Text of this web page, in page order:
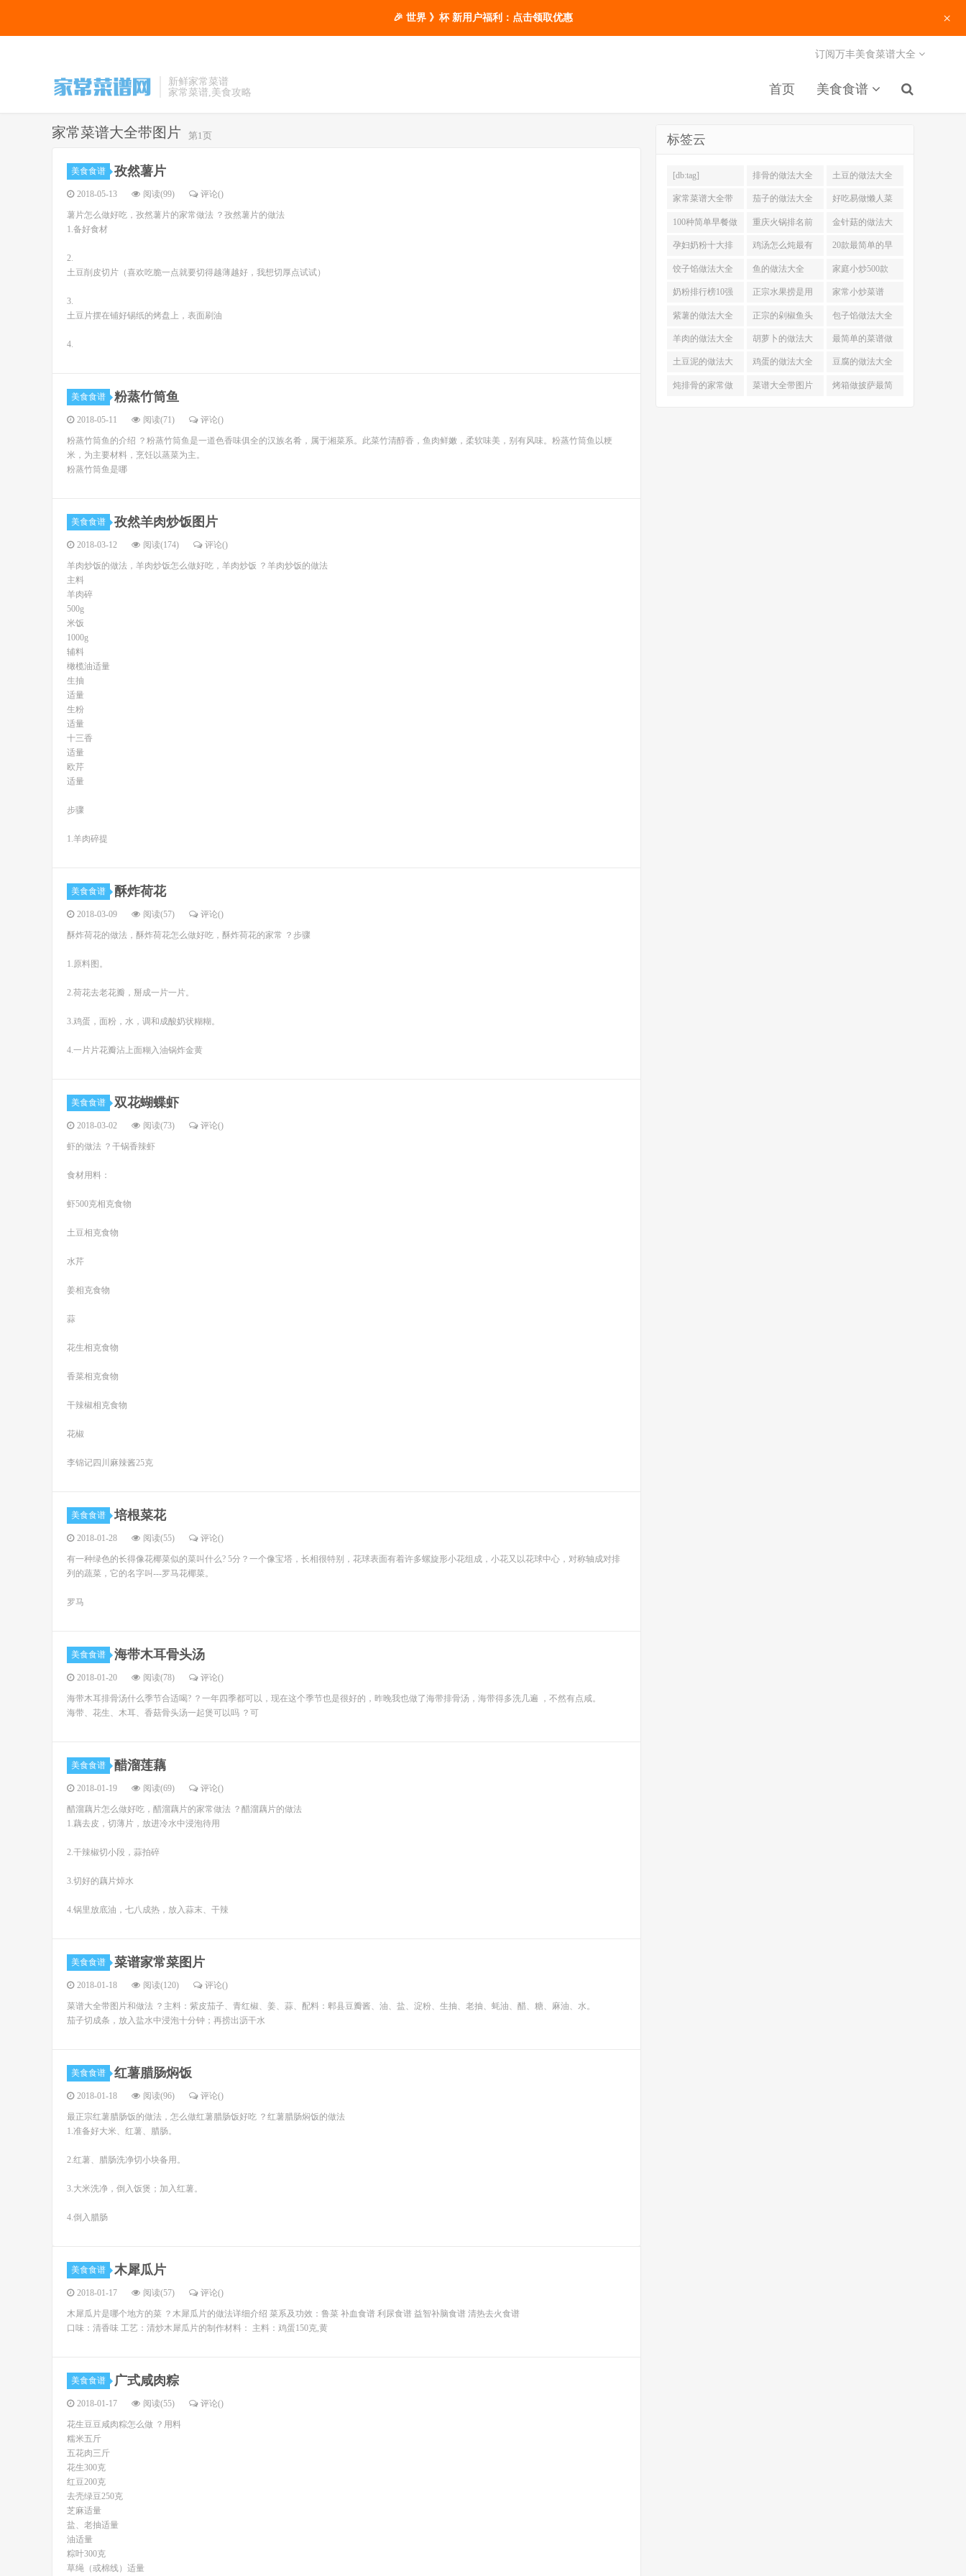
新鲜家常菜谱
家常菜谱,美食攻略
首页 美食食谱
订阅万丰美食菜谱大全
家常菜谱大全带图片 第1页
美食食谱 孜然薯片
2018-05-13 阅读(99) 评论()
薯片怎么做好吃，孜然薯片的家常做法 ？孜然薯片的做法
1.备好食材
2.
土豆削皮切片（喜欢吃脆一点就要切得越薄越好，我想切厚点试试）
3.
土豆片摆在铺好锡纸的烤盘上，表面刷油
4.
美食食谱 粉蒸竹筒鱼
2018-05-11 阅读(71) 评论()
粉蒸竹筒鱼的介绍 ？粉蒸竹筒鱼是一道色香味俱全的汉族名肴，属于湘菜系。此菜竹清醇香，鱼肉鲜嫩，柔软味美，别有风味。粉蒸竹筒鱼以粳
米，为主要材料，烹饪以蒸菜为主。
粉蒸竹筒鱼是哪
美食食谱 孜然羊肉炒饭图片
2018-03-12 阅读(174) 评论()
羊肉炒饭的做法，羊肉炒饭怎么做好吃，羊肉炒饭 ？羊肉炒饭的做法
主料
羊肉碎
500g
米饭
1000g
辅料
橄榄油适量
生抽
适量
生粉
适量
十三香
适量
欧芹
适量
步骤
1.羊肉碎提
美食食谱 酥炸荷花
2018-03-09 阅读(57) 评论()
酥炸荷花的做法，酥炸荷花怎么做好吃，酥炸荷花的家常 ？步骤
1.原料图。
2.荷花去老花瓣，掰成一片一片。
3.鸡蛋，面粉，水，调和成酸奶状糊糊。
4.一片片花瓣沾上面糊入油锅炸金黄
美食食谱 双花蝴蝶虾
2018-03-02 阅读(73) 评论()
虾的做法 ？干锅香辣虾
食材用料：
虾500克相克食物
土豆相克食物
水芹
姜相克食物
蒜
花生相克食物
香菜相克食物
干辣椒相克食物
花椒
李锦记四川麻辣酱25克
美食食谱 培根菜花
2018-01-28 阅读(55) 评论()
有一种绿色的长得像花椰菜似的菜叫什么? 5分？一个像宝塔，长相很特别，花球表面有着许多螺旋形小花组成，小花又以花球中心，对称轴成对排
列的蔬菜，它的名字叫---罗马花椰菜。
罗马
美食食谱 海带木耳骨头汤
2018-01-20 阅读(78) 评论()
海带木耳排骨汤什么季节合适喝? ？一年四季都可以，现在这个季节也是很好的，昨晚我也做了海带排骨汤，海带得多洗几遍 ，不然有点咸。
海带、花生、木耳、香菇骨头汤一起煲可以吗 ？可
美食食谱 醋溜莲藕
2018-01-19 阅读(69) 评论()
醋溜藕片怎么做好吃，醋溜藕片的家常做法 ？醋溜藕片的做法
1.藕去皮，切薄片，放进冷水中浸泡待用
2.干辣椒切小段，蒜拍碎
3.切好的藕片焯水
4.锅里放底油，七八成热，放入蒜末、干辣
美食食谱 菜谱家常菜图片
2018-01-18 阅读(120) 评论()
菜谱大全带图片和做法 ？主料：紫皮茄子、青红椒、姜、蒜、配料：郫县豆瓣酱、油、盐、淀粉、生抽、老抽、蚝油、醋、糖、麻油、水。
茄子切成条，放入盐水中浸泡十分钟；再捞出沥干水
美食食谱 红薯腊肠焖饭
2018-01-18 阅读(96) 评论()
最正宗红薯腊肠饭的做法，怎么做红薯腊肠饭好吃 ？红薯腊肠焖饭的做法
1.准备好大米、红薯、腊肠。
2.红薯、腊肠洗净切小块备用。
3.大米洗净，倒入饭煲；加入红薯。
4.倒入腊肠
美食食谱 木犀瓜片
2018-01-17 阅读(57) 评论()
木犀瓜片是哪个地方的菜 ？木犀瓜片的做法详细介绍 菜系及功效：鲁菜 补血食谱 利尿食谱 益智补脑食谱 清热去火食谱
口味：清香味 工艺：清炒木犀瓜片的制作材料： 主料：鸡蛋150克,黄
美食食谱 广式咸肉粽
2018-01-17 阅读(55) 评论()
花生豆豆咸肉粽怎么做 ？用料
糯米五斤
五花肉三斤
花生300克
红豆200克
去壳绿豆250克
芝麻适量
盐、老抽适量
油适量
粽叶300克
草绳（或棉线）适量
标签云
[db:tag] 排骨的做法大全 土豆的做法大全
家常菜谱大全带
图片
茄子的做法大全 好吃易做懒人菜
200例
100种简单早餐做
法大全
重庆火锅排名前
十强
金针菇的做法大
全
孕妇奶粉十大排
名
鸡汤怎么炖最有
营养
20款最简单的早
餐做法
饺子馅做法大全 鱼的做法大全 家庭小炒500款
奶粉排行榜10强 正宗水果捞是用
什么奶
家常小炒菜谱
1000大全
紫薯的做法大全 正宗的剁椒鱼头
的做法
包子馅做法大全
羊肉的做法大全 胡萝卜的做法大
全
最简单的菜谱做
法大全
土豆泥的做法大
全
鸡蛋的做法大全 豆腐的做法大全
炖排骨的家常做 菜谱大全带图片 烤箱做披萨最简
🎉 世界 》杯 新用户福利：点击领取优惠 ×